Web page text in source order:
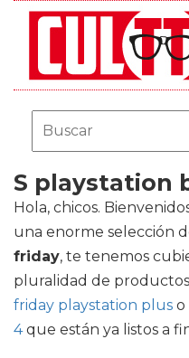
S playstation
Hola, chicos.
una enorme selección
friday, te tenemos
pluralidad de
friday playstation plus o
4que están ya listos a